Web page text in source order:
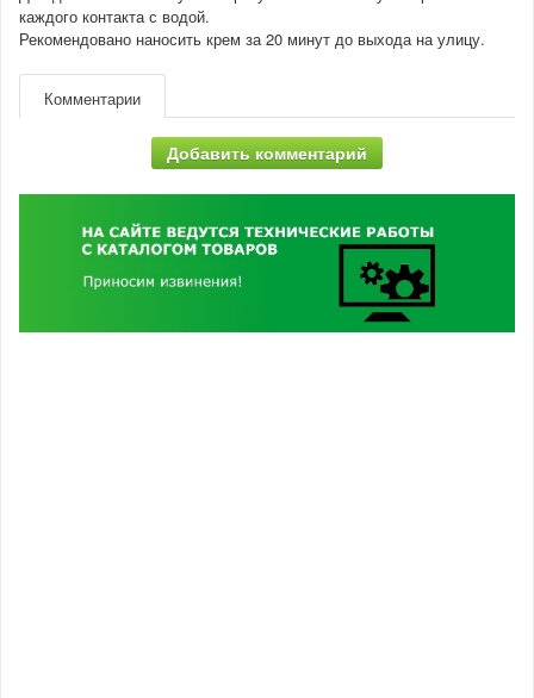
каждого контакта с водой.
Рекомендовано наносить крем за 20 минут до выхода на улицу.
Комментарии
Добавить комментарий